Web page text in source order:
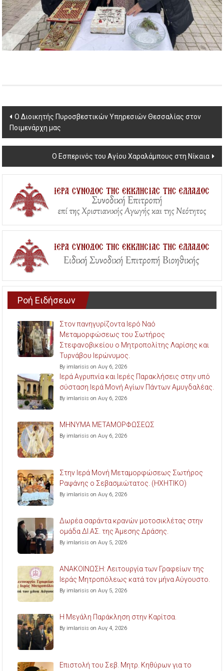
Post
navigation
Ο Διοικητής Πυροσβεστικών Υπηρεσιών Θεσσαλίας στον
Ποιμενάρχη μας
Ο Εσπερινός του Αγίου Χαραλάμπους στη Νίκαια
Ροή Ειδήσεων
Στον πανηγυρίζοντα Ιερό Ναό
Μεταμορφώσεως του Σωτήρος
Στεφανοβικείου ο Μητροπολίτης Λαρίσης και
Τυρνάβου Ιερώνυμος.
By imlarisis on Αυγ 6, 2026
Ιερά Αγρυπνία και Ιερές Παρακλήσεις στην υπό
σύσταση Ιερά Μονή Αγίων Πάντων Αμυγδαλέας.
By imlarisis on Αυγ 6, 2026
ΜΗΝΥΜΑ ΜΕΤΑΜΟΡΦΩΣΕΩΣ
By imlarisis on Αυγ 6, 2026
Στην Ιερά Μονή Μεταμορφώσεως Σωτήρος
Ραψάνης ο Σεβασμιώτατος. (ΗΧΗΤΙΚΟ)
By imlarisis on Αυγ 6, 2026
Δωρέα σαράντα κρανών μοτοσικλέτας στην
ομάδα ΔΙ.ΑΣ. της Άμεσης Δράσης.
By imlarisis on Αυγ 5, 2026
ΑΝΑΚΟΙΝΩΣΗ: Λειτουργία των Γραφείων της
Ιεράς Μητροπόλεως κατά τον μήνα Αύγουστο.
By imlarisis on Αυγ 5, 2026
Η Μεγάλη Παράκληση στην Καρίτσα.
By imlarisis on Αυγ 4, 2026
Επιστολή του Σεβ. Μητρ. Κηθύρων για το